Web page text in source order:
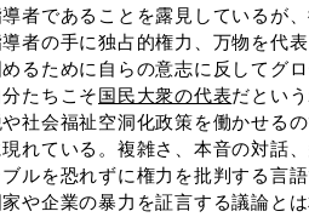
者であることを露見しているが
者の手に独占的権力、万物を代
るために自らの意志に反してグ
たちこそ国民大衆の代表だとい
社会福祉空洞化政策を働かせるの
れている。複雑さ、本音の対話
ルを恐れずに権力を批判する言
や企業の暴力を証言する議論と